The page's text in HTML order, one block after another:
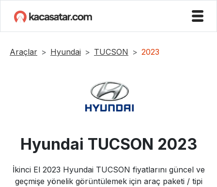
Araçlar Hyundai TUCSON 2023
Hyundai TUCSON 2023
İkinci El 2023 Hyundai TUCSON fiyatlarını güncel ve
geçmişe yönelik görüntülemek için araç paketi / tipi